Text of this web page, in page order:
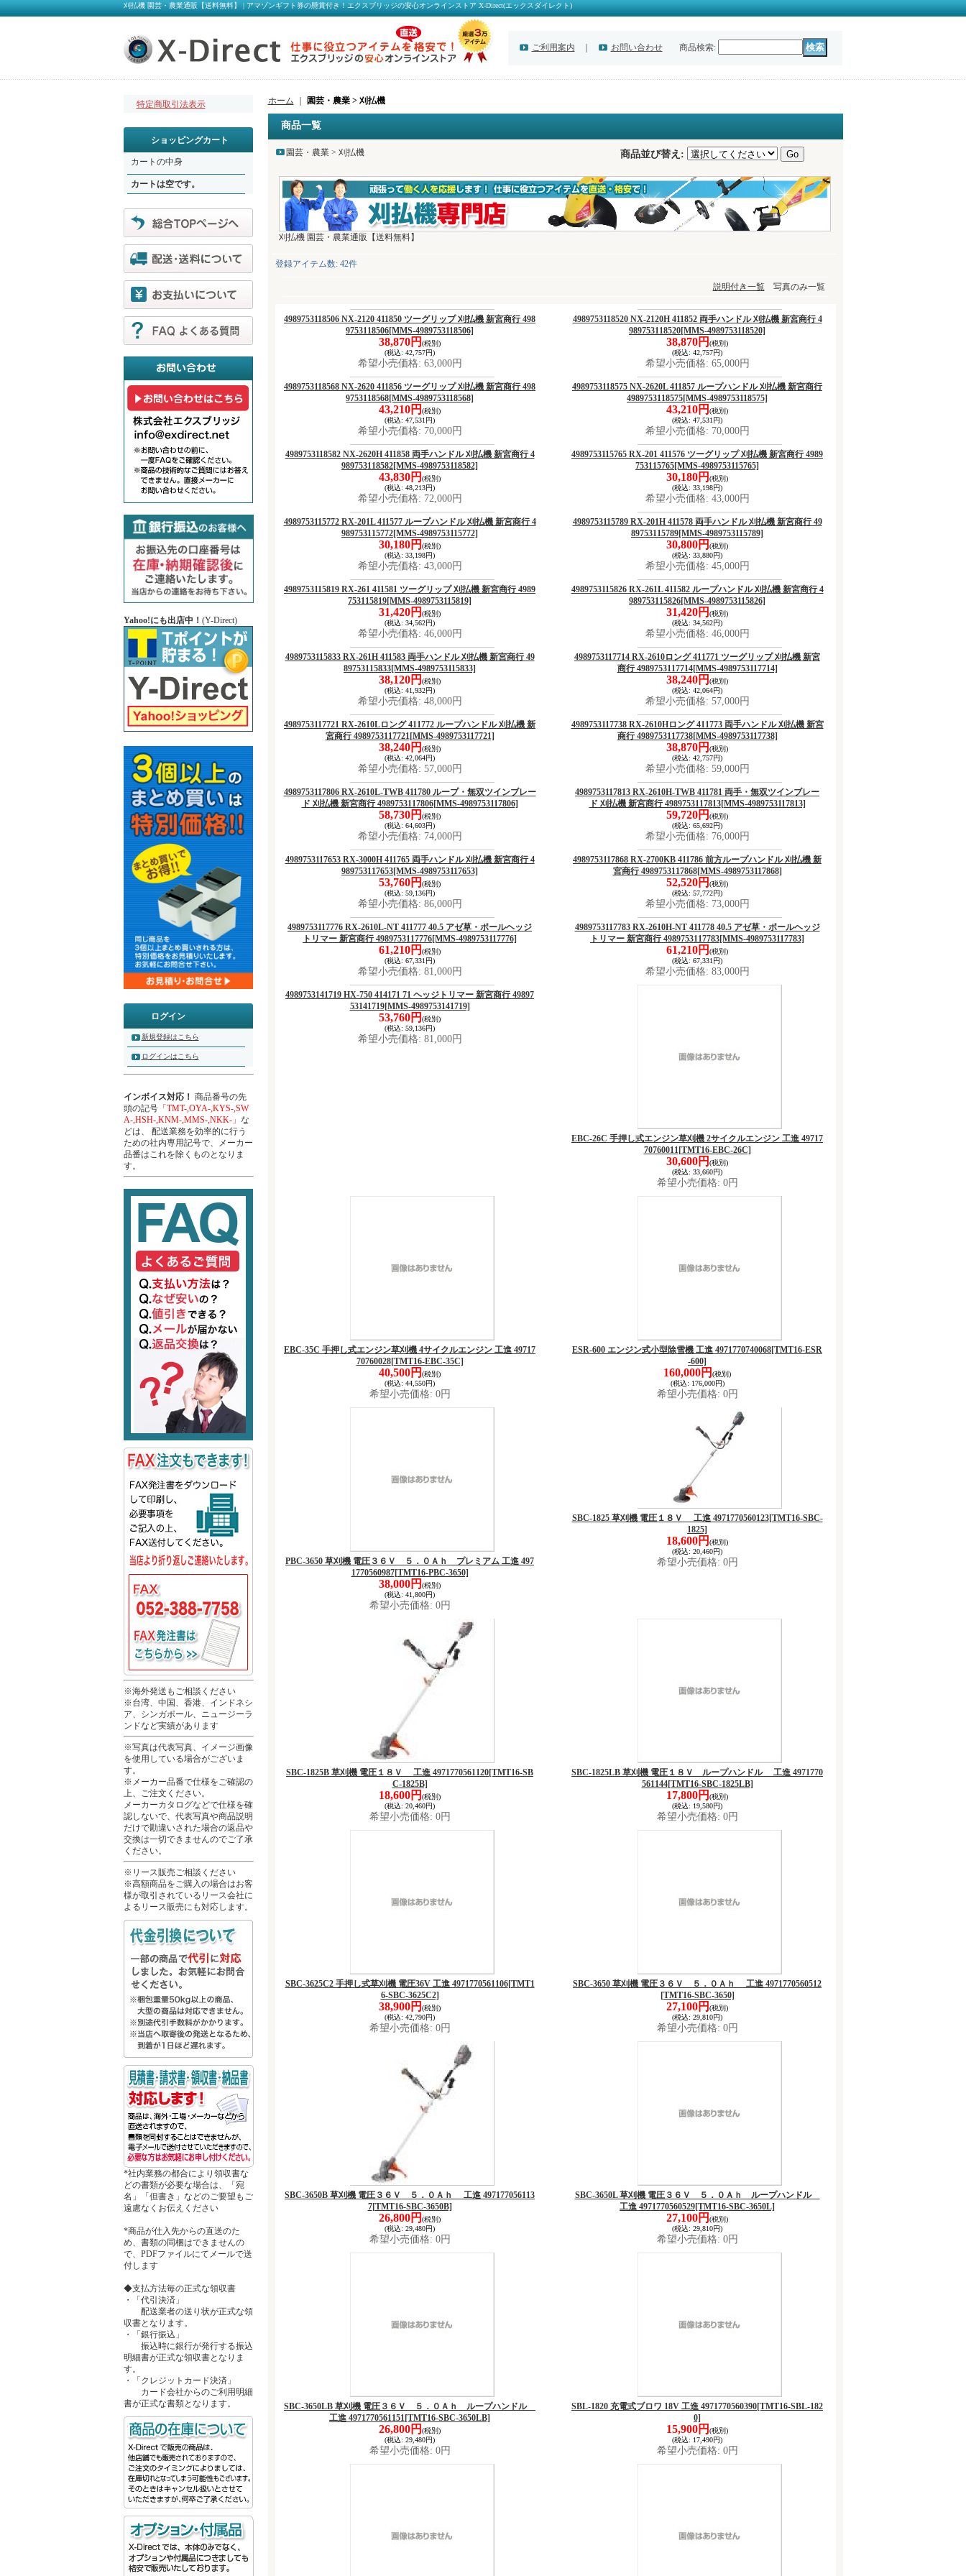
刈払機 園芸・農業通販【送料無料】 | アマゾンギフト券の懸賞付き！エクスブリッジの安心オンラインストア X-Direct(エックスダイレクト)
ご利用案内 お問い合わせ 商品検索:
特定商取引法表示
ショッピングカート
カートの中身
カートは空です。
Yahoo!にも出店中！ (Y-Direct)
ログイン
新規登録はこちら
ログインはこちら
インボイス対応！ 商品番号の先
頭の記号「TMT-,OYA-,KYS-,SW
A-,HSH-,KNM-,MMS-,NKK-」 な
どは、 配送業務を効率的に行う
ための社内専用記号で、メーカー
品番はこれを除くものとなりま
す。
※海外発送もご相談ください
※台湾、中国、香港、インドネシ
ア、シンガポール、ニュージーラ
ンドなど実績があります
※写真は代表写真、イメージ画像
を使用している場合がございま
す。
※メーカー品番で仕様をご確認の
上、ご注文ください。
メーカーカタログなどで仕様を確
認しないで、代表写真や商品説明
だけで勘違いされた場合の返品や
交換は一切できませんのでご了承
ください。
※リース販売ご相談ください
※高額商品をご購入の場合はお客
様が取引されているリース会社に
よるリース販売にも対応します。
*社内業務の都合により領収書な
どの書類が必要な場合は、「宛
名」「但書き」などのご要望もご
遠慮なくお伝えください
*商品が仕入先からの直送のた
め、書類の同梱はできませんの
で、PDFファイルにてメールで送
付します
◆支払方法毎の正式な領収書
・「代引決済」
配送業者の送り状が正式な領
収書となります。
・「銀行振込」
振込時に銀行が発行する振込
明細書が正式な領収書となりま
す。
・「クレジットカード決済」
カード会社からのご利用明細
書が正式な書類となります。
ホーム 園芸・農業 > 刈払機
商品一覧
園芸・農業 > 刈払機 商品並び替え :
刈払機 園芸・農業通販【送料無料】
登録アイテム数:42件
説明付き一覧写真のみ一覧
4989753118506 NX-2120 411850 ツーグリップ 刈払機 新宮商行 498
9753118506[MMS-4989753118506]
38,870円 (税別)
(税込: 42,757円)
希望小売価格: 63,000円
4989753118520 NX-2120H 411852 両手ハンドル 刈払機 新宮商行 4
989753118520[MMS-4989753118520]
38,870円 (税別)
(税込: 42,757円)
希望小売価格: 65,000円
4989753118568 NX-2620 411856 ツーグリップ 刈払機 新宮商行 498
9753118568[MMS-4989753118568]
43,210円 (税別)
(税込: 47,531円)
希望小売価格: 70,000円
4989753118575 NX-2620L 411857 ループハンドル 刈払機 新宮商行
4989753118575[MMS-4989753118575]
43,210円 (税別)
(税込: 47,531円)
希望小売価格: 70,000円
4989753118582 NX-2620H 411858 両手ハンドル 刈払機 新宮商行 4
989753118582[MMS-4989753118582]
43,830円 (税別)
(税込: 48,213円)
希望小売価格: 72,000円
4989753115765 RX-201 411576 ツーグリップ 刈払機 新宮商行 4989
753115765[MMS-4989753115765]
30,180円 (税別)
(税込: 33,198円)
希望小売価格: 43,000円
4989753115772 RX-201L 411577 ループハンドル 刈払機 新宮商行 4
989753115772[MMS-4989753115772]
30,180円 (税別)
(税込: 33,198円)
希望小売価格: 43,000円
4989753115789 RX-201H 411578 両手ハンドル 刈払機 新宮商行 49
89753115789[MMS-4989753115789]
30,800円 (税別)
(税込: 33,880円)
希望小売価格: 45,000円
4989753115819 RX-261 411581 ツーグリップ 刈払機 新宮商行 4989
753115819[MMS-4989753115819]
31,420円 (税別)
(税込: 34,562円)
希望小売価格: 46,000円
4989753115826 RX-261L 411582 ループハンドル 刈払機 新宮商行 4
989753115826[MMS-4989753115826]
31,420円 (税別)
(税込: 34,562円)
希望小売価格: 46,000円
4989753115833 RX-261H 411583 両手ハンドル 刈払機 新宮商行 49
89753115833[MMS-4989753115833]
38,120円 (税別)
(税込: 41,932円)
希望小売価格: 48,000円
4989753117714 RX-2610ロング 411771 ツーグリップ 刈払機 新宮
商行 4989753117714[MMS-4989753117714]
38,240円 (税別)
(税込: 42,064円)
希望小売価格: 57,000円
4989753117721 RX-2610Lロング 411772 ループハンドル 刈払機 新
宮商行 4989753117721[MMS-4989753117721]
38,240円 (税別)
(税込: 42,064円)
希望小売価格: 57,000円
4989753117738 RX-2610Hロング 411773 両手ハンドル 刈払機 新宮
商行 4989753117738[MMS-4989753117738]
38,870円 (税別)
(税込: 42,757円)
希望小売価格: 59,000円
4989753117806 RX-2610L-TWB 411780 ループ・無双ツインブレー
ド 刈払機 新宮商行 4989753117806[MMS-4989753117806]
58,730円 (税別)
(税込: 64,603円)
希望小売価格: 74,000円
4989753117813 RX-2610H-TWB 411781 両手・無双ツインブレー
ド 刈払機 新宮商行 4989753117813[MMS-4989753117813]
59,720円 (税別)
(税込: 65,692円)
希望小売価格: 76,000円
4989753117653 RX-3000H 411765 両手ハンドル 刈払機 新宮商行 4
989753117653[MMS-4989753117653]
53,760円 (税別)
(税込: 59,136円)
希望小売価格: 86,000円
4989753117868 RX-2700KB 411786 前方ループハンドル 刈払機 新
宮商行 4989753117868[MMS-4989753117868]
52,520円 (税別)
(税込: 57,772円)
希望小売価格: 73,000円
4989753117776 RX-2610L-NT 411777 40.5 アゼ草・ポールヘッジ
トリマー 新宮商行 4989753117776[MMS-4989753117776]
61,210円 (税別)
(税込: 67,331円)
希望小売価格: 81,000円
4989753117783 RX-2610H-NT 411778 40.5 アゼ草・ポールヘッジ
トリマー 新宮商行 4989753117783[MMS-4989753117783]
61,210円 (税別)
(税込: 67,331円)
希望小売価格: 83,000円
4989753141719 HX-750 414171 71 ヘッジトリマー 新宮商行 49897
53141719[MMS-4989753141719]
53,760円 (税別)
(税込: 59,136円)
希望小売価格: 81,000円
EBC-26C 手押し式エンジン草刈機 2サイクルエンジン 工進 49717
70760011[TMT16-EBC-26C]
30,600円 (税別)
(税込: 33,660円)
希望小売価格: 0円
EBC-35C 手押し式エンジン草刈機 4サイクルエンジン 工進 49717
70760028[TMT16-EBC-35C]
40,500円 (税別)
(税込: 44,550円)
希望小売価格: 0円
ESR-600 エンジン式小型除雪機 工進 4971770740068[TMT16-ESR
-600]
160,000円 (税別)
(税込: 176,000円)
希望小売価格: 0円
PBC-3650 草刈機 電圧３６Ｖ ５．０Ａｈ プレミアム 工進 497
1770560987[TMT16-PBC-3650]
38,000円 (税別)
(税込: 41,800円)
希望小売価格: 0円
SBC-1825 草刈機 電圧１８Ｖ 工進 4971770560123[TMT16-SBC-
1825]
18,600円 (税別)
(税込: 20,460円)
希望小売価格: 0円
SBC-1825B 草刈機 電圧１８Ｖ 工進 4971770561120[TMT16-SB
C-1825B]
18,600円 (税別)
(税込: 20,460円)
希望小売価格: 0円
SBC-1825LB 草刈機 電圧１８Ｖ ループハンドル 工進 4971770
561144[TMT16-SBC-1825LB]
17,800円 (税別)
(税込: 19,580円)
希望小売価格: 0円
SBC-3625C2 手押し式草刈機 電圧36V 工進 4971770561106[TMT1
6-SBC-3625C2]
38,900円 (税別)
(税込: 42,790円)
希望小売価格: 0円
SBC-3650 草刈機 電圧３６Ｖ ５．０Ａｈ 工進 4971770560512
[TMT16-SBC-3650]
27,100円 (税別)
(税込: 29,810円)
希望小売価格: 0円
SBC-3650B 草刈機 電圧３６Ｖ ５．０Ａｈ 工進 497177056113
7[TMT16-SBC-3650B]
26,800円 (税別)
(税込: 29,480円)
希望小売価格: 0円
SBC-3650L 草刈機 電圧３６Ｖ ５．０Ａｈ ループハンドル
工進 4971770560529[TMT16-SBC-3650L]
27,100円 (税別)
(税込: 29,810円)
希望小売価格: 0円
SBC-3650LB 草刈機 電圧３６Ｖ ５．０Ａｈ ループハンドル
工進 4971770561151[TMT16-SBC-3650LB]
26,800円 (税別)
(税込: 29,480円)
希望小売価格: 0円
SBL-1820 充電式ブロワ 18V 工進 4971770560390[TMT16-SBL-182
0]
15,900円 (税別)
(税込: 17,490円)
希望小売価格: 0円